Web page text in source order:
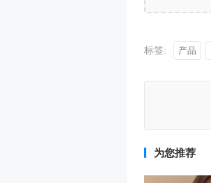
标签: 产品
为您推荐